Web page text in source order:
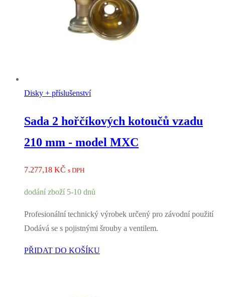
Disky + příslušenství
Sada 2 hořčíkových kotoučů vzadu
210 mm - model MXC
7.277,18 KČ s DPH
dodání zboží 5-10 dnů
Profesionální technický výrobek určený pro závodní použití
Dodává se s pojistnými šrouby a ventilem.
PŘIDAT DO KOŠÍKU